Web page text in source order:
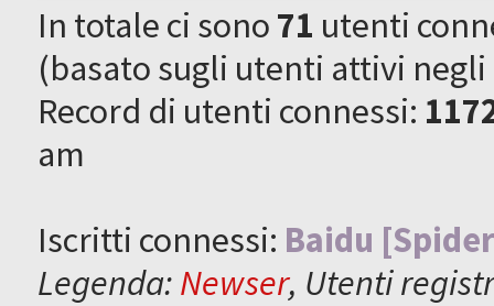
In totale ci sono71 utenti
(basato sugli utenti attivi
Record di utenti connessi:
am
Iscritti connessi: Baidu
Legenda:Newser, Utenti